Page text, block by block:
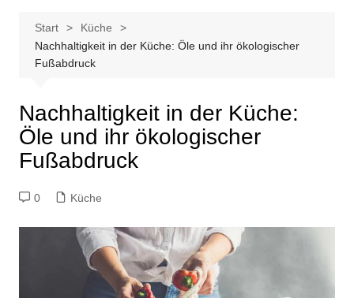
Start
Küche
Nachhaltigkeit in der Küche: Öle und ihr ökologischer
Fußabdruck
Nachhaltigkeit in der Küche:
Öle und ihr ökologischer
Fußabdruck
0 Küche